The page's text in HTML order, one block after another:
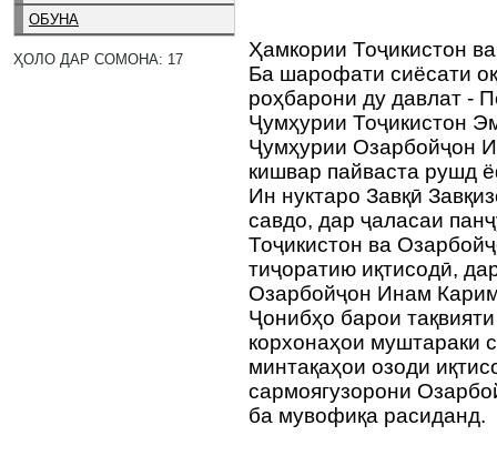
ОБУНА
ҲОЛО ДАР СОМОНА: 17
Ҳамкории Тоҷикистон
Ба шарофати сиёсати
роҳбарони ду давлат -
Ҷумҳурии Тоҷикистон
Ҷумҳурии Озарбойҷон
кишвар пайваста рушд
Ин нуктаро Завқӣ
савдо, дар ҷаласаи
Тоҷикистон ва
тиҷоратию иқтисодӣ,
Озарбойҷон Инам
Ҷонибҳо барои
корхонаҳои муштараки
минтақаҳои озоди
сармоягузорони
ба мувофиқа расиданд.